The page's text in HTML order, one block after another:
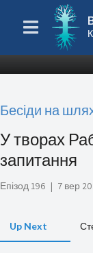
Бесіди на
У творах
запитання
Епізод 196 | 7 вер
Up Next